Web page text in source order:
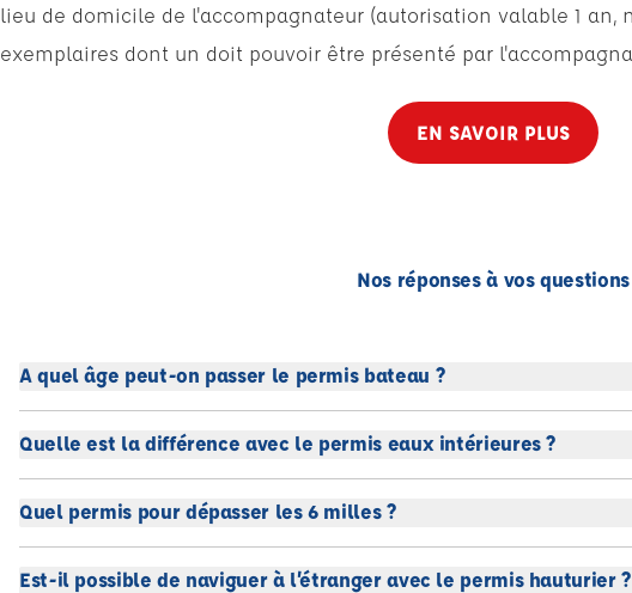
lieu de domicile de l'accompagnateur (autorisation valable 1 an,
exemplaires dont un doit pouvoir être présenté par
EN SAVOIR PLUS
Nos réponses à vos questions
A quel âge peut-on passer le permis bateau ?
Quelle est la différence avec le permis eaux intérieures ?
Quel permis pour dépasser les 6 milles ?
Est-il possible de naviguer à l’étranger avec le permis hauturier ?